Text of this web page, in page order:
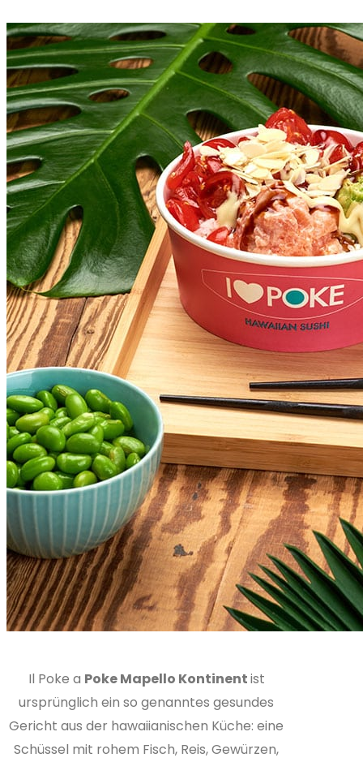
Il Poke a Poke Mapello Kontinentist
ursprünglich ein so genanntes gesundes
Gericht aus der hawaiianischen Küche: eine
Schüssel mit rohem Fisch, Reis, Gewürzen,